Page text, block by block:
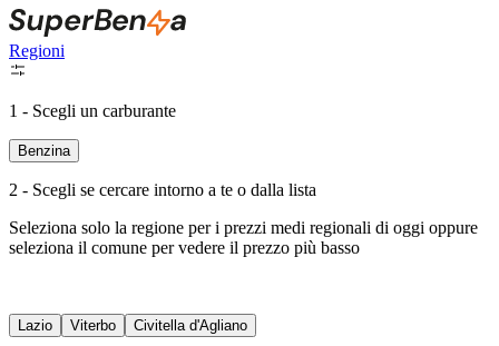
Regioni
1 - Scegli un carburante
Benzina
2 - Scegli se cercare intorno a te o dalla lista
Seleziona solo la regione per i prezzi medi regionali di oggi oppure
seleziona il comune per vedere il prezzo più basso
Lazio Viterbo Civitella d'Agliano